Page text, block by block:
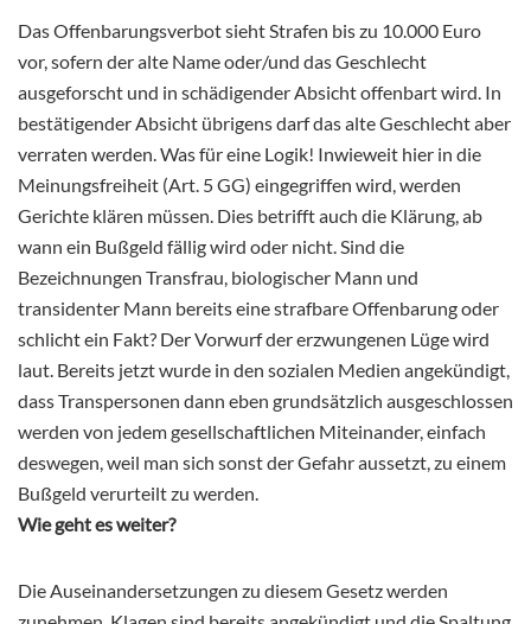
Das Offenbarungsverbot sieht Strafen bis zu 10.000 Euro
vor, sofern der alte Name oder/und das Geschlecht
ausgeforscht und in schädigender Absicht offenbart wird. In
bestätigender Absicht übrigens darf das alte Geschlecht aber
verraten werden. Was für eine Logik! Inwieweit hier in die
Meinungsfreiheit (Art. 5 GG) eingegriffen wird, werden
Gerichte klären müssen. Dies betrifft auch die Klärung, ab
wann ein Bußgeld fällig wird oder nicht. Sind die
Bezeichnungen Transfrau, biologischer Mann und
transidenter Mann bereits eine strafbare Offenbarung oder
schlicht ein Fakt? Der Vorwurf der erzwungenen Lüge wird
laut. Bereits jetzt wurde in den sozialen Medien angekündigt,
dass Transpersonen dann eben grundsätzlich ausgeschlossen
werden von jedem gesellschaftlichen Miteinander, einfach
deswegen, weil man sich sonst der Gefahr aussetzt, zu einem
Bußgeld verurteilt zu werden.
Wie geht es weiter?
Die Auseinandersetzungen zu diesem Gesetz werden